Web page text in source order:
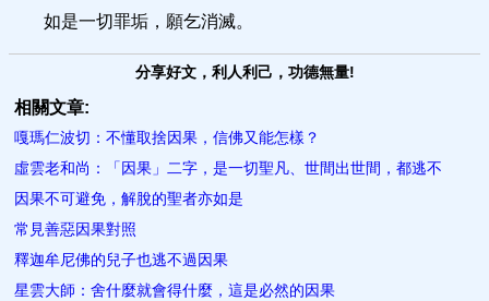
如是一切罪垢，願乞消滅。
分享好文，利人利己，功德無量!
相關文章:
嘎瑪仁波切：不懂取捨因果，信佛又能怎樣？
虛雲老和尚：「因果」二字，是一切聖凡、世間出世間，都逃不
因果不可避免，解脫的聖者​亦如是
常見善惡因果對照
釋迦牟尼佛的兒子也逃不過因果
星雲大師：舍什麼就會得什麼，這是必然的因果